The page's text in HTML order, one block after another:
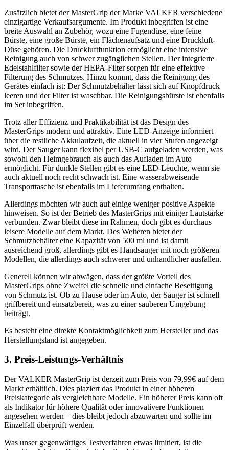
Zusätzlich bietet der MasterGrip der Marke VALKER verschiedene
einzigartige Verkaufsargumente. Im Produkt inbegriffen ist eine
breite Auswahl an Zubehör, wozu eine Fugendüse, eine feine
Bürste, eine große Bürste, ein Flächenaufsatz und eine Druckluft-
Düse gehören. Die Druckluftfunktion ermöglicht eine intensive
Reinigung auch von schwer zugänglichen Stellen. Der integrierte
Edelstahlfilter sowie der HEPA-Filter sorgen für eine effektive
Filterung des Schmutzes. Hinzu kommt, dass die Reinigung des
Gerätes einfach ist: Der Schmutzbehälter lässt sich auf Knopfdruck
leeren und der Filter ist waschbar. Die Reinigungsbürste ist ebenfalls
im Set inbegriffen.
Trotz aller Effizienz und Praktikabilität ist das Design des
MasterGrips modern und attraktiv. Eine LED-Anzeige informiert
über die restliche Akkulaufzeit, die aktuell in vier Stufen angezeigt
wird. Der Sauger kann flexibel per USB-C aufgeladen werden, was
sowohl den Heimgebrauch als auch das Aufladen im Auto
ermöglicht. Für dunkle Stellen gibt es eine LED-Leuchte, wenn sie
auch aktuell noch recht schwach ist. Eine wasserabweisende
Transporttasche ist ebenfalls im Lieferumfang enthalten.
Allerdings möchten wir auch auf einige weniger positive Aspekte
hinweisen. So ist der Betrieb des MasterGrips mit einiger Lautstärke
verbunden. Zwar bleibt diese im Rahmen, doch gibt es durchaus
leisere Modelle auf dem Markt. Des Weiteren bietet der
Schmutzbehälter eine Kapazität von 500 ml und ist damit
ausreichend groß, allerdings gibt es Handsauger mit noch größeren
Modellen, die allerdings auch schwerer und unhandlicher ausfallen.
Generell können wir abwägen, dass der größte Vorteil des
MasterGrips ohne Zweifel die schnelle und einfache Beseitigung
von Schmutz ist. Ob zu Hause oder im Auto, der Sauger ist schnell
griffbereit und einsatzbereit, was zu einer sauberen Umgebung
beiträgt.
Es besteht eine direkte Kontaktmöglichkeit zum Hersteller und das
Herstellungsland ist angegeben.
3. Preis-Leistungs-Verhältnis
Der VALKER MasterGrip ist derzeit zum Preis von 79,99€ auf dem
Markt erhältlich. Dies plaziert das Produkt in einer höheren
Preiskategorie als vergleichbare Modelle. Ein höherer Preis kann oft
als Indikator für höhere Qualität oder innovativere Funktionen
angesehen werden – dies bleibt jedoch abzuwarten und sollte im
Einzelfall überprüft werden.
Was unser gegenwärtiges Testverfahren etwas limitiert, ist die